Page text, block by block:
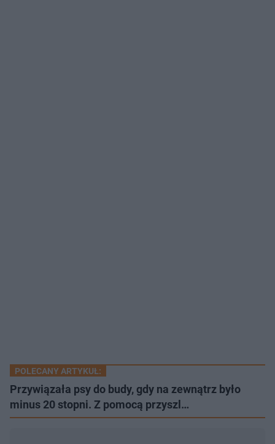
POLECANY ARTYKUŁ:
Przywiązała psy do budy, gdy na zewnątrz było
minus 20 stopni. Z pomocą przyszl…